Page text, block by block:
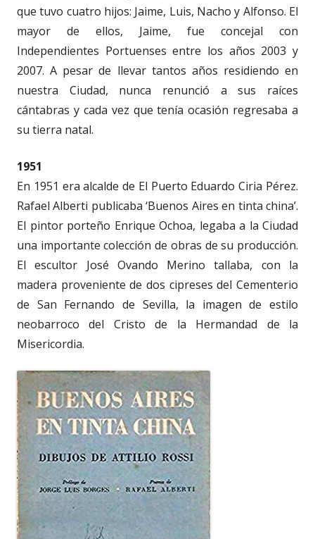
que tuvo cuatro hijos: Jaime, Luis, Nacho y Alfonso. El
mayor de ellos, Jaime, fue concejal con
Independientes Portuenses entre los años 2003 y
2007. A pesar de llevar tantos años residiendo en
nuestra Ciudad, nunca renunció a sus raíces
cántabras y cada vez que tenía ocasión regresaba a
su tierra natal.
1951
En 1951 era alcalde de El Puerto Eduardo Ciria Pérez.
Rafael Alberti publicaba ‘Buenos Aires en tinta china’.
El pintor porteño Enrique Ochoa, legaba a la Ciudad
una importante colección de obras de su producción.
El escultor José Ovando Merino tallaba, con la
madera proveniente de dos cipreses del Cementerio
de San Fernando de Sevilla, la imagen de estilo
neobarroco del Cristo de la Hermandad de la
Misericordia.